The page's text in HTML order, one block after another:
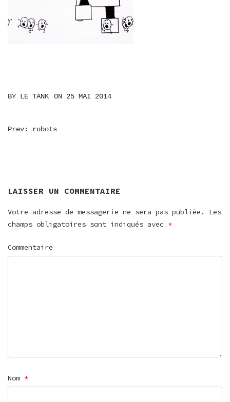
BY LE TANK ON 25 MAI 2014
NAVIGATION
Prev: robots
LAISSER UN COMMENTAIRE
Votre adresse de messagerie ne sera pas publiée.
Les
champs obligatoires sont indiqués avec *
Commentaire
Nom *